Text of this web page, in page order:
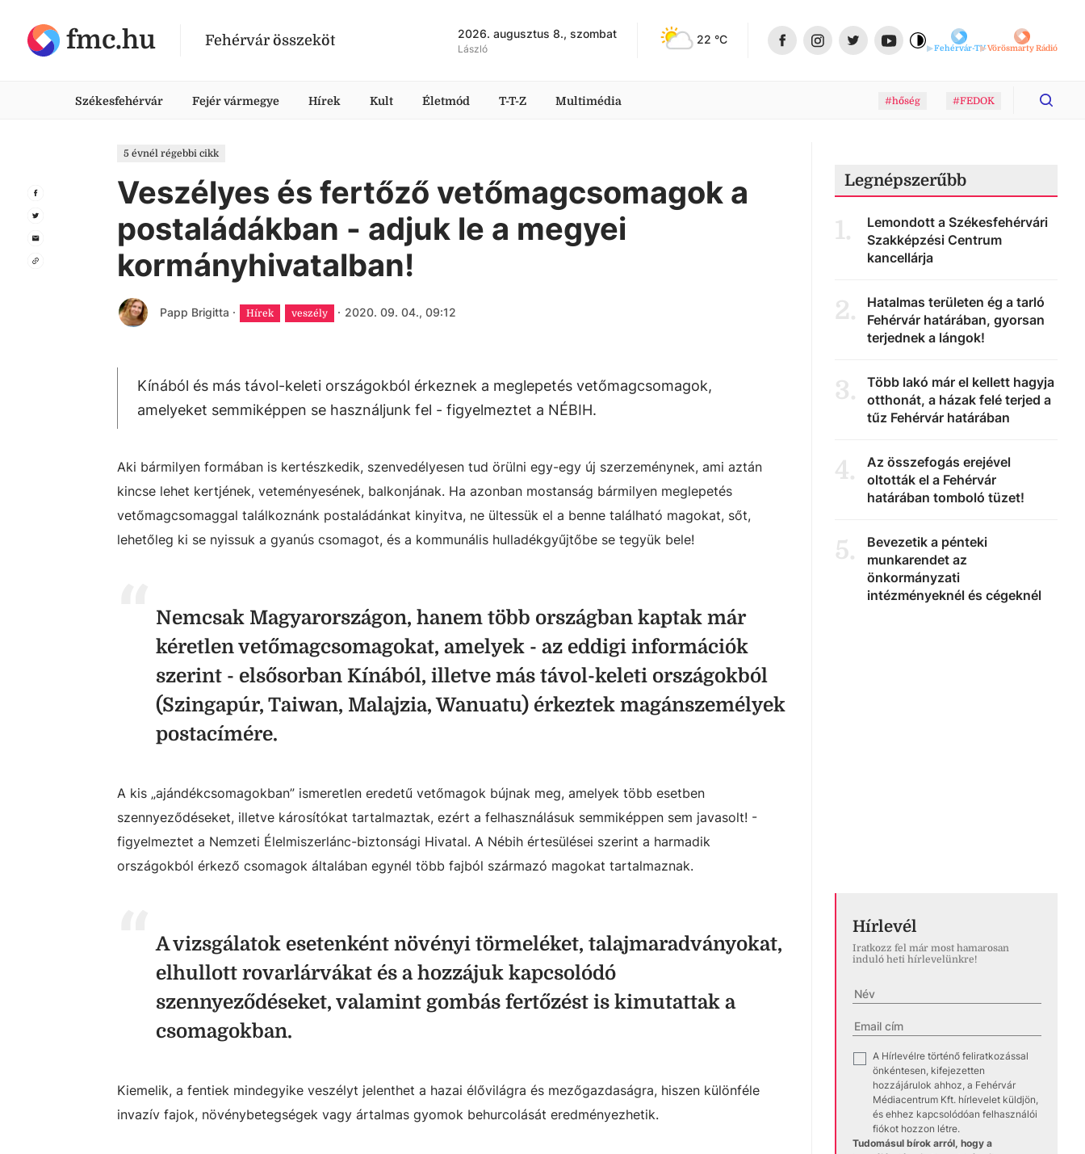
fmc.hu Fehérvár összeköt 2026. augusztus 8., szombat
László
22 °C
Fehérvár-TVVörösmarty Rádió
Székesfehérvár Fejér vármegye Hírek Kult Életmód T-T-Z Multimédia #hőség #FEDOK
5 évnél régebbi cikk
Veszélyes és fertőző vetőmagcsomagok a
postaládákban - adjuk le a megyei
kormányhivatalban!
Papp Brigitta · Hírek veszély · 2020. 09. 04., 09:12
Kínából és más távol-keleti országokból érkeznek a meglepetés vetőmagcsomagok,
amelyeket semmiképpen se használjunk fel - figyelmeztet a NÉBIH.
Aki bármilyen formában is kertészkedik, szenvedélyesen tud örülni egy-egy új szerzeménynek, ami aztán
kincse lehet kertjének, veteményesének, balkonjának. Ha azonban mostanság bármilyen meglepetés
vetőmagcsomaggal találkoznánk postaládánkat kinyitva, ne ültessük el a benne található magokat, sőt,
lehetőleg ki se nyissuk a gyanús csomagot, és a kommunális hulladékgyűjtőbe se tegyük bele!
Nemcsak Magyarországon, hanem több országban kaptak már
kéretlen vetőmagcsomagokat, amelyek - az eddigi információk
szerint - elsősorban Kínából, illetve más távol-keleti országokból
(Szingapúr, Taiwan, Malajzia, Wanuatu) érkeztek magánszemélyek
postacímére.
A kis „ajándékcsomagokban” ismeretlen eredetű vetőmagok bújnak meg, amelyek több esetben
szennyeződéseket, illetve károsítókat tartalmaztak, ezért a felhasználásuk semmiképpen sem javasolt! -
figyelmeztet a Nemzeti Élelmiszerlánc-biztonsági Hivatal. A Nébih értesülései szerint a harmadik
országokból érkező csomagok általában egynél több fajból származó magokat tartalmaznak.
A vizsgálatok esetenként növényi törmeléket, talajmaradványokat,
elhullott rovarlárvákat és a hozzájuk kapcsolódó
szennyeződéseket, valamint gombás fertőzést is kimutattak a
csomagokban.
Kiemelik, a fentiek mindegyike veszélyt jelenthet a hazai élővilágra és mezőgazdaságra, hiszen különféle
invazív fajok, növénybetegségek vagy ártalmas gyomok behurcolását eredményezhetik.
Legnépszerűbb
1.
Lemondott a Székesfehérvári
Szakképzési Centrum
kancellárja
2.
Hatalmas területen ég a tarló
Fehérvár határában, gyorsan
terjednek a lángok!
3.
Több lakó már el kellett hagyja
otthonát, a házak felé terjed a
tűz Fehérvár határában
4.
Az összefogás erejével
oltották el a Fehérvár
határában tomboló tüzet!
5.
Bevezetik a pénteki
munkarendet az
önkormányzati
intézményeknél és cégeknél
Hírlevél
Iratkozz fel már most hamarosan
induló heti hírlevelünkre!
✓
A Hírlevélre történő feliratkozással
önkéntesen, kifejezetten
hozzájárulok ahhoz, a Fehérvár
Médiacentrum Kft. hírlevelet küldjön,
és ehhez kapcsolódóan felhasználói
fiókot hozzon létre.
Tudomásul bírok arról, hogy a